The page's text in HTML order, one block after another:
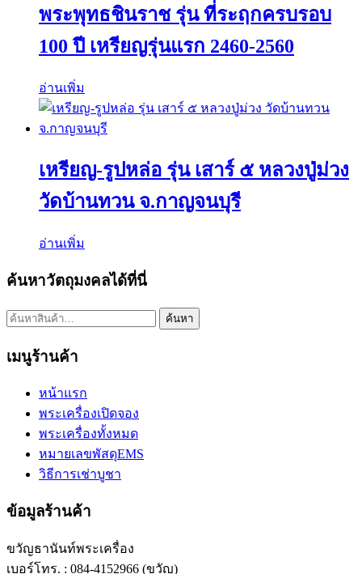
พระพุทธชินราช รุ่น ที่ระฤกครบรอบ
100 ปี เหรียญรุ่นแรก 2460-2560
อ่านเพิ่ม
เหรียญ-รูปหล่อ รุ่น เสาร์ ๕ หลวงปู่ม่วง
วัดบ้านทวน จ.กาญจนบุรี
อ่านเพิ่ม
ค้นหาวัตถุมงคลได้ที่นี่
ค้นหา: ค้นหา
เมนูร้านค้า
หน้าแรก
พระเครื่องเปิดจอง
พระเครื่องทั้งหมด
หมายเลขพัสดุEMS
วิธีการเช่าบูชา
ข้อมูลร้านค้า
ขวัญธานันท์พระเครื่อง
เบอร์โทร. : 084-4152966 (ขวัญ)